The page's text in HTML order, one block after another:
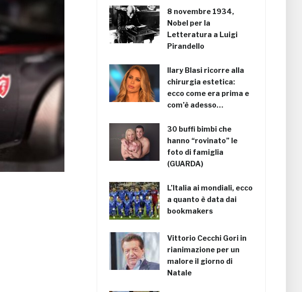
8 novembre 1934,
Nobel per la
Letteratura a Luigi
Pirandello
Ilary Blasi ricorre alla
chirurgia estetica:
ecco come era prima e
com’è adesso…
30 buffi bimbi che
hanno “rovinato” le
foto di famiglia
(GUARDA)
L’Italia ai mondiali, ecco
a quanto è data dai
bookmakers
Vittorio Cecchi Gori in
rianimazione per un
malore il giorno di
Natale